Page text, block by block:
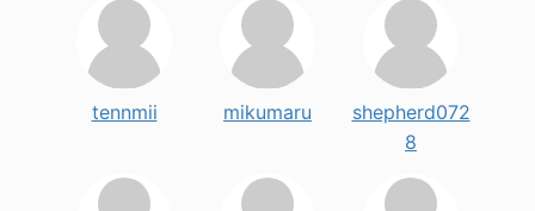
tennmii mikumaru
shepherd072
8